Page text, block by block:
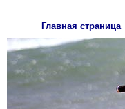
Главная страница